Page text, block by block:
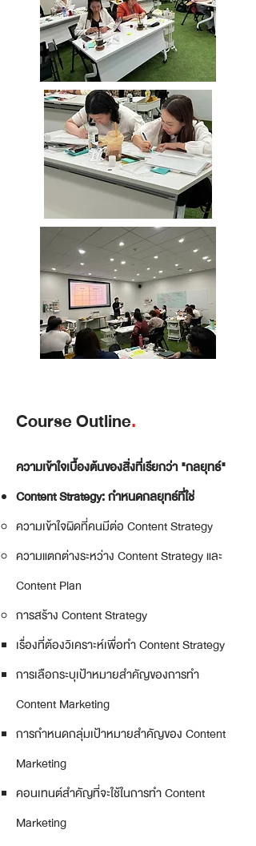
Course Outline.
ความเข้าใจเบื้องต้นของสิ่งที่เรียกว่า "กลยุทธ์"
Content Strategy: กำหนดกลยุทธ์ที่ใช่
ความเข้าใจผิดที่คนมีต่อ Content Strategy
ความแตกต่างระหว่าง Content Strategy และ
Content Plan
การสร้าง Content Strategy
เรื่องที่ต้องวิเคราะห์เพื่อทำ Content Strategy​
การเลือกระบุเป้าหมายสำคัญของการทำ
Content Marketing
การกำหนดกลุ่มเป้าหมายสำคัญของ Content
Marketing
คอนเทนต์สำคัญที่จะใช้ในการทำ Content
Marketing